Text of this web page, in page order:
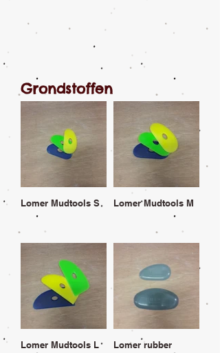
Grondstoffen
Lomer Mudtools S Lomer Mudtools M
Lomer Mudtools L Lomer rubber